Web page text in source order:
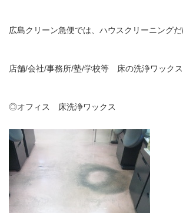
広島クリーン急便では、ハウスクリーニングだ
店舗/会社/事務所/塾/学校等 床の洗浄ワックス
◎オフィス 床洗浄ワックス